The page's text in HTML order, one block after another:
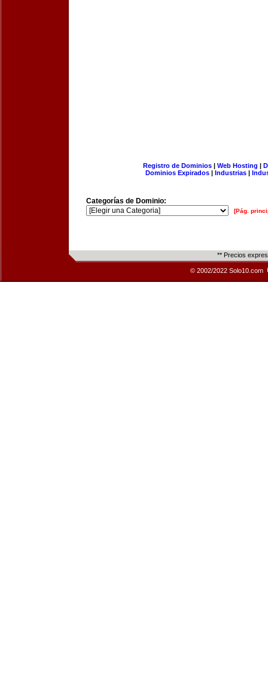
Registro de Dominios| Web Hosting |
Dominios Expirados | Industrias |
Categorías de Dominio:
[Pág.
** Precios
© 2002/2022 Solo10.com